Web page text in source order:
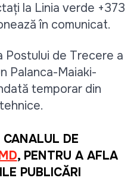
la Linia verde +373
în comunicat.
Postului de Trecere a
Palanca-Maiaki-
temporar din
DE
, PENTRU A AFLA
PUBLICĂRI